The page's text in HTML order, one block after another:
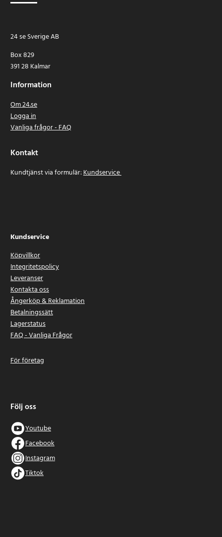
24 se Sverige AB
Box 829
391 28 Kalmar
Information
Om 24.se
Logga in
Vanliga frågor - FAQ
Kontakt
Kundtjänst via formulär:Kundservice
Kundservice
Köpvillkor
Integritetspolicy
Leveranser
Kontakta oss
Ångerköp & Reklamation
Betalningssätt
Lagerstatus
FAQ - Vanliga Frågor
För företag
Följ oss
Youtube
Facebook
Instagram
Tiktok